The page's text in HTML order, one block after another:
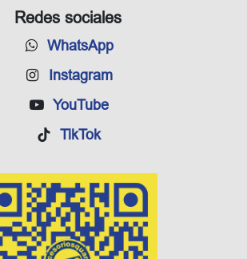
Redes sociales
WhatsApp
Instagram
YouTube
TikTok